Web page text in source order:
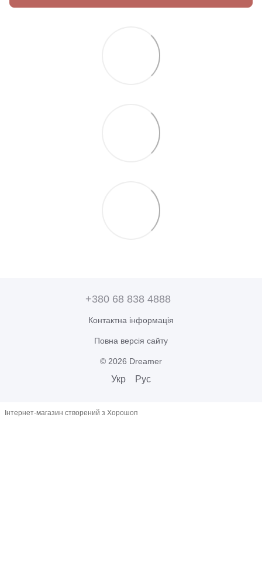
+380 68 838 4888
Контактна інформація
Повна версія сайту
© 2026 Dreamer
Укр Рус
Інтернет-магазин створений з Хорошоп